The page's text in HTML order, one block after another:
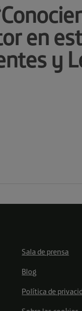
en
y
Sala de prensa
Blog
Política de